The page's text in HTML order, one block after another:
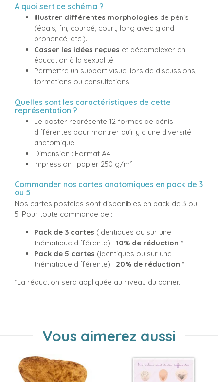
A quoi sert ce schéma ?
Illustrer différentes morphologies de pénis
(épais, fin, courbé, court, long avec gland
prononcé, etc.).
Casser les idées reçues et décomplexer en
éducation à la sexualité.
Permettre un support visuel lors de discussions,
formations ou consultations.
Quelles sont les caractéristiques de cette
représentation ?
Le poster représente 12 formes de pénis
différentes pour montrer qu'il y a une diversité
anatomique.
Dimension : Format A4
Impression : papier 250 g/m²
Commander nos cartes anatomiques en pack de 3
ou 5
Nos cartes postales sont disponibles en pack de 3 ou
5. Pour toute commande de :
Pack de 3 cartes (identiques ou sur une
thématique différente) : 10% de réduction *
Pack de 5 cartes (identiques ou sur une
thématique différente) : 20% de réduction *
*La réduction sera appliquée au niveau du panier.
Vous aimerez aussi